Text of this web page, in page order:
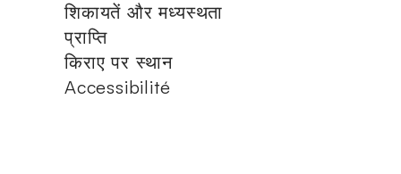
शिकायतें और मध्यस्थता
प्राप्ति
किराए पर स्थान
Accessibilité